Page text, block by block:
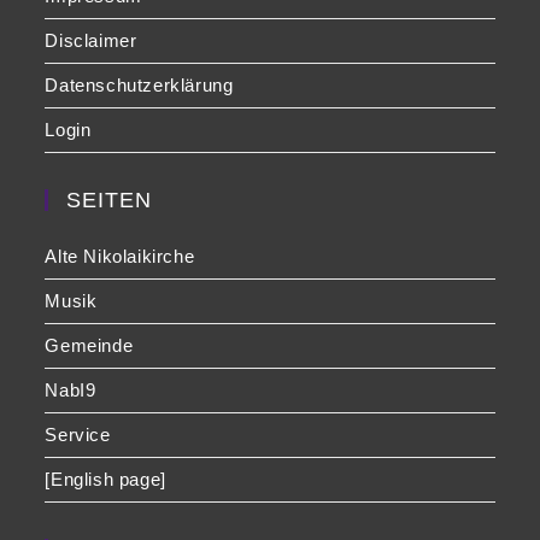
Disclaimer
Datenschutzerklärung
Login
SEITEN
Alte Nikolaikirche
Musik
Gemeinde
NabI9
Service
[English page]